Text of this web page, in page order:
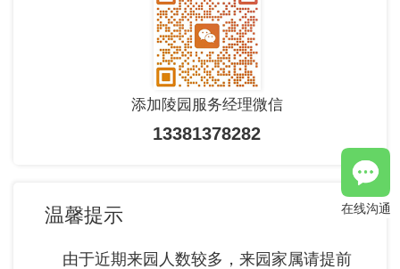
添加陵园服务经理微信
13381378282
温馨提示
由于近期来园人数较多，来园家属请提前
在线沟通